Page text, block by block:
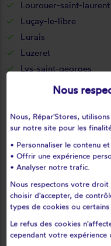
Lourouer-saint-laurent
Luçay-le-libre
Lurais
Luzeret
Lys-saint-georges
Ménétréols-sous-vatan
Mérigny
Meunet-planches
Mézières-en-brenne
Montgivray
Montipouret
Mosnay
Nous
Nous, Répar'Stores,
sur notre site pour les
• Personnaliser le contenu
• Offrir une expérience
• Analyser notre trafic.
Nous respectons votre
choisir d'accepter, de
types de cookies ou
Le refus des cookies
cependant votre expérience